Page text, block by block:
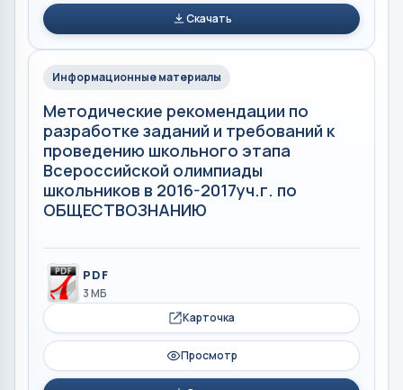
Скачать
Информационные материалы
Методические рекомендации по
разработке заданий и требований к
проведению школьного этапа
Всероссийской олимпиады
школьников в 2016-2017уч.г. по
ОБЩЕСТВОЗНАНИЮ
PDF
3 МБ
Карточка
Просмотр